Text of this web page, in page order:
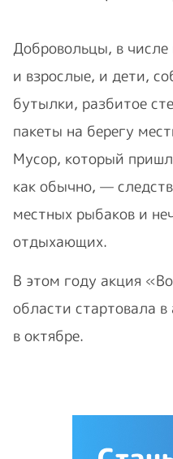
Добровольцы, в
и взрослые, и дети,
бутылки, разбитое
пакеты на берегу
Мусор, который
как обычно, —
местных рыбаков и
отдыхающих.
В этом году акция
области стартовала
в октябре.